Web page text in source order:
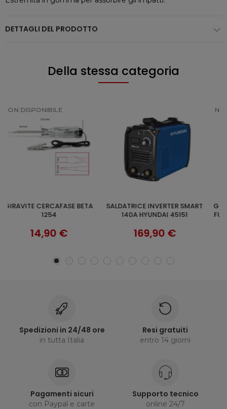
DETTAGLI DEL PRODOTTO
Della stessa categoria
AGGIUNGI AL CARRELLO
SALDATRICE INVERTER SMART
140A HYUNDAI 45151
169,90 €
SCOPRI
GENERATORE LS 6KW 420CC
FULL POWER HYUNDAI 65006
999,90 €
Spedizioni in 24/48 ore
in tutta Italia
Resi gratuiti
entro 14 giorni
Pagamenti sicuri
con Paypal e carte
Supporto tecnico
online 24/7